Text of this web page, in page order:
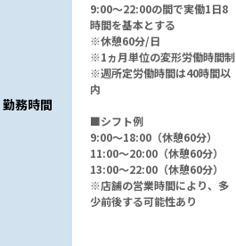
勤務時間
9:00～22:00の間で実働1日8
時間を基本とする
※休憩60分/日
※1ヵ月単位の変形労働時間制
※週所定労働時間は40時間以
内
■シフト例
9:00～18:00（休憩60分）
11:00～20:00（休憩60分）
13:00～22:00（休憩60分）
※店舗の営業時間により、多
少前後する可能性あり